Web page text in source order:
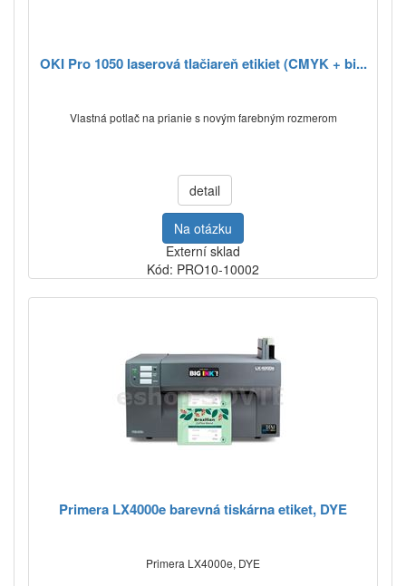
OKI Pro 1050 laserová tlačiareň etikiet (CMYK + bi...
Vlastná potlač na prianie s novým farebným rozmerom
detail
Na otázku
Externí sklad
Kód: PRO10-10002
Primera LX4000e barevná tiskárna etiket, DYE
Primera LX4000e, DYE